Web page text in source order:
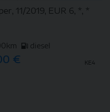
11/2019, EUR 6, *, *
diesel
€ KE4